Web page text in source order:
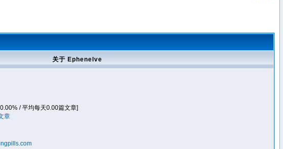
关于 Ephenelve
/ 平均每天0.00篇文章]
章